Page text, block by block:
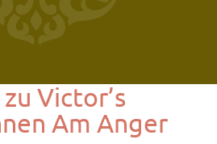
Victor’s
Am Anger